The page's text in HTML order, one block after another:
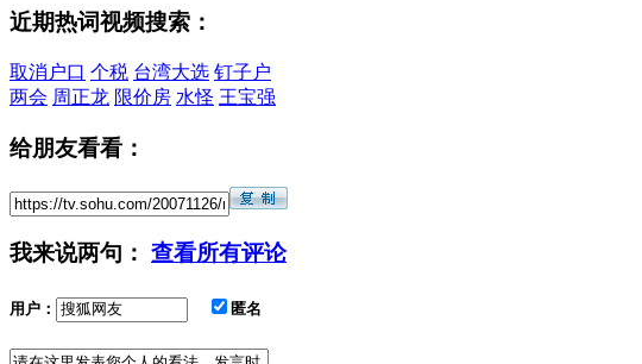
近期热词视频搜索：
取消户口 个税 台湾大选 钉子户
两会 周正龙 限价房 水怪 王宝强
给朋友看看：
我来说两句： 查看所有评论
用户： 匿名